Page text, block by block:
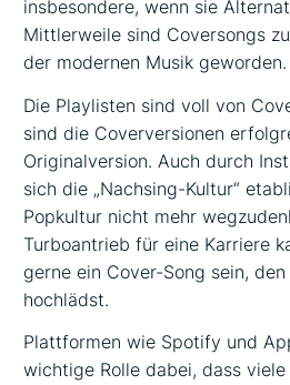
insbesondere, wenn sie
Mittlerweile sind Coversongs
der modernen Musik geworden.
Die Playlisten sind voll von
sind die Coverversionen
Originalversion. Auch durch
sich die „Nachsing-Kultur“
Popkultur nicht mehr
Turboantrieb für eine Karriere
gerne ein Cover-Song sein,
hochlädst.
Plattformen wie Spotify und
wichtige Rolle dabei, dass